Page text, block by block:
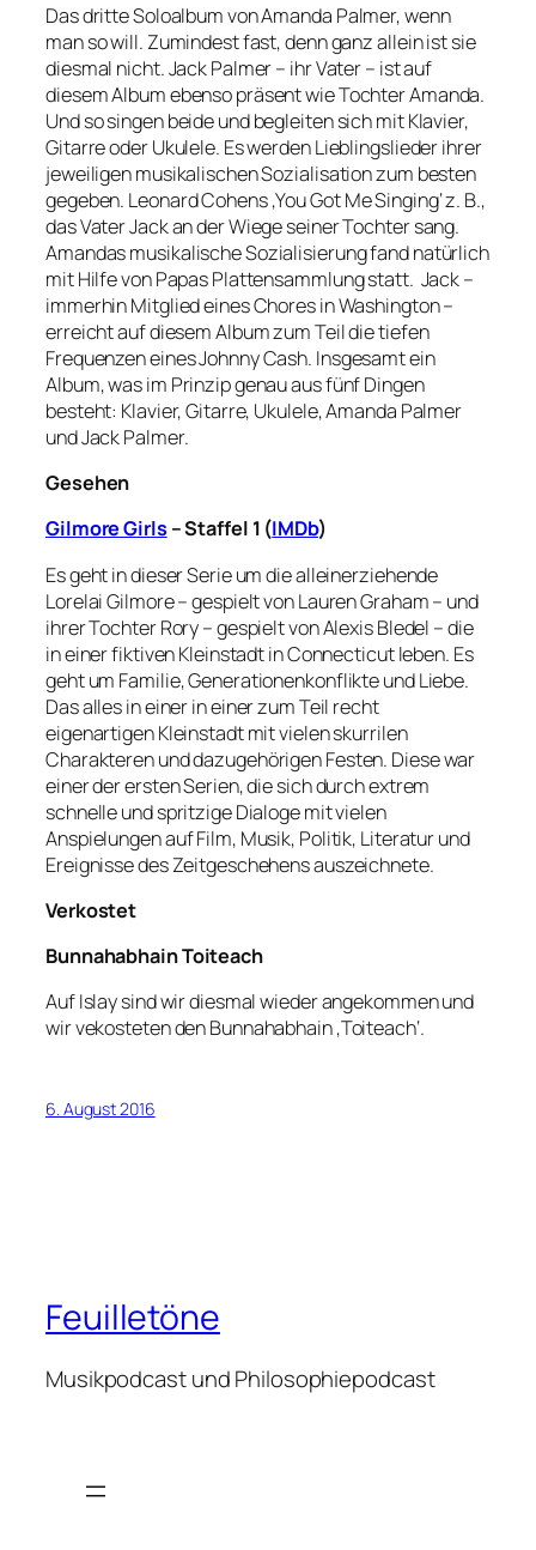
Das dritte Soloalbum von Amanda Palmer, wenn
man so will. Zumindest fast, denn ganz allein ist sie
diesmal nicht. Jack Palmer – ihr Vater – ist auf
diesem Album ebenso präsent wie Tochter Amanda.
Und so singen beide und begleiten sich mit Klavier,
Gitarre oder Ukulele. Es werden Lieblingslieder ihrer
jeweiligen musikalischen Sozialisation zum besten
gegeben. Leonard Cohens ‚You Got Me Singing‘ z. B.,
das Vater Jack an der Wiege seiner Tochter sang.
Amandas musikalische Sozialisierung fand natürlich
mit Hilfe von Papas Plattensammlung statt. Jack –
immerhin Mitglied eines Chores in Washington –
erreicht auf diesem Album zum Teil die tiefen
Frequenzen eines Johnny Cash. Insgesamt ein
Album, was im Prinzip genau aus fünf Dingen
besteht: Klavier, Gitarre, Ukulele, Amanda Palmer
und Jack Palmer.
Gesehen
Gilmore Girls– Staffel 1 (IMDb)
Es geht in dieser Serie um die alleinerziehende
Lorelai Gilmore – gespielt von Lauren Graham – und
ihrer Tochter Rory – gespielt von Alexis Bledel – die
in einer fiktiven Kleinstadt in Connecticut leben. Es
geht um Familie, Generationenkonflikte und Liebe.
Das alles in einer in einer zum Teil recht
eigenartigen Kleinstadt mit vielen skurrilen
Charakteren und dazugehörigen Festen. Diese war
einer der ersten Serien, die sich durch extrem
schnelle und spritzige Dialoge mit vielen
Anspielungen auf Film, Musik, Politik, Literatur und
Ereignisse des Zeitgeschehens auszeichnete.
Verkostet
Bunnahabhain Toiteach
Auf Islay sind wir diesmal wieder angekommen und
wir vekosteten den Bunnahabhain ‚Toiteach‘.
6. August 2016
Feuilletöne
Musikpodcast und Philosophiepodcast